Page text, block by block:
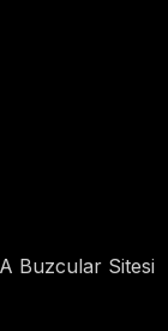
Buzcular Sitesi